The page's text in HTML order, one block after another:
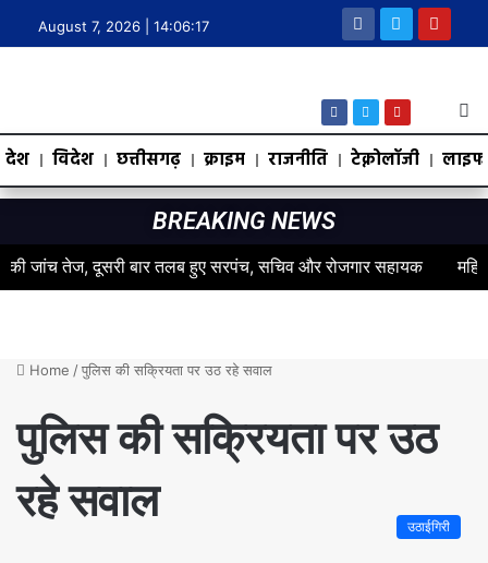
August 7, 2026 | 14:06:18
देश विदेश छत्तीसगढ़ क्राइम राजनीति टेक्नोलॉजी
BREAKING NEWS
तेज, दूसरी बार तलब हुए सरपंच, सचिव और रोजगार सहायक महिलाओं के
Home /पुलिस की सक्रियता पर उठ रहे सवाल
पुलिस की सक्रियता पर उठ
रहे सवाल
उठाईगिरी